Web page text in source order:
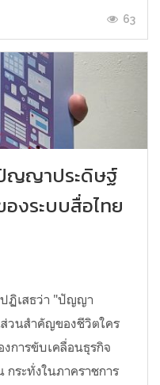
63
ญญาประดิษฐ์
งระบบสื่อไทย
ปฏิเสธว่า "ปัญญา
วนสำคัญของชีวิตใคร
การขับเคลื่อนธุรกิจ
ระทั่งในภาคราชการ